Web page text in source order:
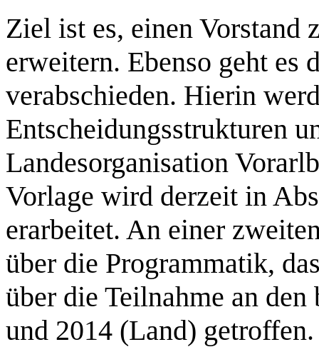
Ziel ist es, einen Vorstand
erweitern. Ebenso geht es
verabschieden. Hierin
Entscheidungsstrukturen
Landesorganisation
Vorlage wird derzeit in
erarbeitet. An einer
über die Programmatik,
über die Teilnahme an
und 2014 (Land) getroffen.